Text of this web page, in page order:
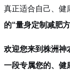
真正适合自己、健
的“量身定制减肥
欢迎您来到株洲神
一段专属您的、健